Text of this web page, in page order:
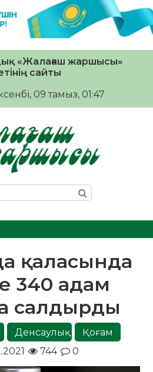
«Жалағаш жаршысы»
сайты
09 тамыз, 01:47
қаласында
340 адам
салдырды
Денсаулық
Қоғам
744 0